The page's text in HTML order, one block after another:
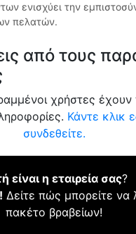
ενισχύει την
πελατών.
από τους
χρήστες
Κάντε κλικ
συνδεθείτε.
είναι η εταιρεία σας?
Δείτε πώς μπορείτε να
πακέτο βραβείων!